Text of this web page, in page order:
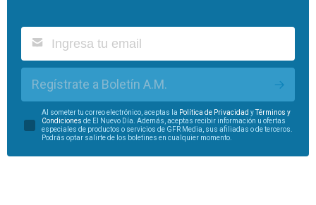
Regístrate a Boletín A.M.
Al someter tu correo electrónico, aceptas la Política de Privacidad yTérminos y
Condiciones de El Nuevo Día. Además, aceptas recibir información u ofertas
especiales de productos o servicios de GFR Media, sus afiliadas o de terceros.
Podrás optar salirte de los boletines en cualquier momento.